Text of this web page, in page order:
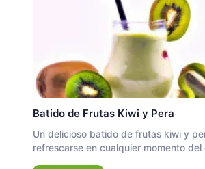
Batido de Frutas Kiwi y Pera
Un delicioso batido de frutas kiwi y
refrescarse en cualquier momento del